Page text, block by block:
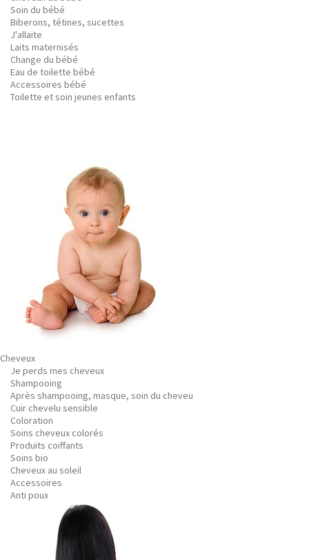
Soin du bébé
Biberons, tétines, sucettes
J'allaite
Laits maternisés
Change du bébé
Eau de toilette bébé
Accessoires bébé
Toilette et soin jeunes enfants
Cheveux
Je perds mes cheveux
Shampooing
Après shampooing, masque, soin du cheveu
Cuir chevelu sensible
Coloration
Soins cheveux colorés
Produits coiffants
Soins bio
Cheveux au soleil
Accessoires
Anti poux